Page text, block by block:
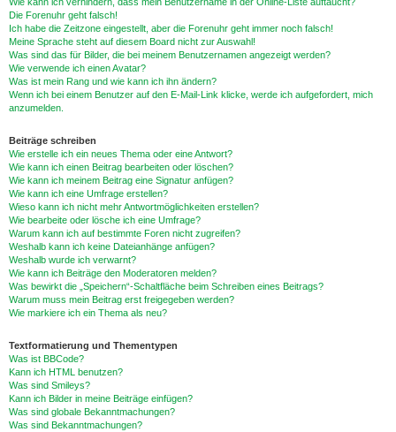
Die Forenuhr geht falsch!
Ich habe die Zeitzone eingestellt, aber die Forenuhr geht immer noch falsch!
Meine Sprache steht auf diesem Board nicht zur Auswahl!
Was sind das für Bilder, die bei meinem Benutzernamen angezeigt werden?
Wie verwende ich einen Avatar?
Was ist mein Rang und wie kann ich ihn ändern?
Wenn ich bei einem Benutzer auf den E-Mail-Link klicke, werde ich aufgefordert, mich
anzumelden.
Beiträge schreiben
Wie erstelle ich ein neues Thema oder eine Antwort?
Wie kann ich einen Beitrag bearbeiten oder löschen?
Wie kann ich meinem Beitrag eine Signatur anfügen?
Wie kann ich eine Umfrage erstellen?
Wieso kann ich nicht mehr Antwortmöglichkeiten erstellen?
Wie bearbeite oder lösche ich eine Umfrage?
Warum kann ich auf bestimmte Foren nicht zugreifen?
Weshalb kann ich keine Dateianhänge anfügen?
Weshalb wurde ich verwarnt?
Wie kann ich Beiträge den Moderatoren melden?
Was bewirkt die „Speichern“-Schaltfläche beim Schreiben eines Beitrags?
Warum muss mein Beitrag erst freigegeben werden?
Wie markiere ich ein Thema als neu?
Textformatierung und Thementypen
Was ist BBCode?
Kann ich HTML benutzen?
Was sind Smileys?
Kann ich Bilder in meine Beiträge einfügen?
Was sind globale Bekanntmachungen?
Was sind Bekanntmachungen?